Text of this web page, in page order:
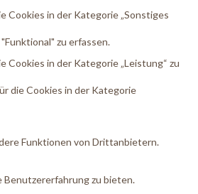
Cookies in der Kategorie „Sonstiges
zu erfassen.
Cookies in der Kategorie „Leistung“ zu
die Cookies in der Kategorie
Funktionen von Drittanbietern.
Benutzererfahrung zu bieten.